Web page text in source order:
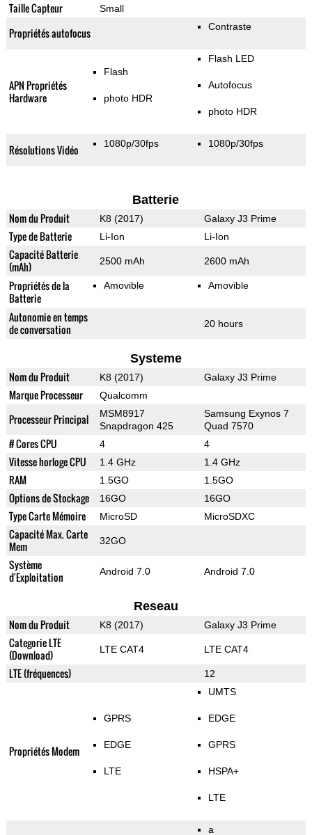
Taille Capteur Small
Propriétés autofocus Contraste
APN Propriétés
Hardware
Flash
photo HDR
Flash LED
Autofocus
photo HDR
Résolutions Vidéo 1080p/30fps 1080p/30fps
Batterie
Nom du Produit K8 (2017) Galaxy J3 Prime
Type de Batterie Li-Ion Li-Ion
Capacité Batterie
(mAh)
2500 mAh 2600 mAh
Propriétés de la
Batterie
Amovible Amovible
Autonomie en temps
de conversation
20 hours
Systeme
Nom du Produit K8 (2017) Galaxy J3 Prime
Marque Processeur Qualcomm
Processeur Principal
MSM8917
Snapdragon 425
Samsung Exynos 7
Quad 7570
# Cores CPU 4 4
Vitesse horloge CPU 1.4 GHz 1.4 GHz
RAM 1.5GO 1.5GO
Options de Stockage 16GO 16GO
Type Carte Mémoire MicroSD MicroSDXC
Capacité Max. Carte
Mem
32GO
Système
d'Exploitation
Android 7.0 Android 7.0
Reseau
Nom du Produit K8 (2017) Galaxy J3 Prime
Categorie LTE
(Download)
LTE CAT4 LTE CAT4
LTE (fréquences) 12
Propriétés Modem
GPRS
EDGE
LTE
UMTS
EDGE
GPRS
HSPA+
LTE
a